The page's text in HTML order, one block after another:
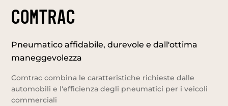
Comtrac
Pneumatico affidabile, durevole e dall'ottima
maneggevolezza
Comtrac combina le caratteristiche richieste dalle
automobili e l'efficienza degli pneumatici per i veicoli
commerciali